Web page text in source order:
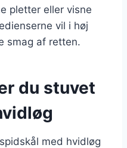
pletter eller visne
vil i høj
smag af retten.
du stuvet
med hvidløg